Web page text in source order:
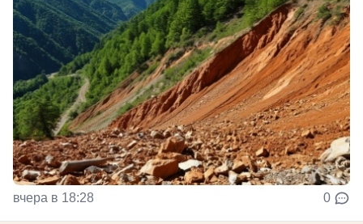
вчера в 18:28 0